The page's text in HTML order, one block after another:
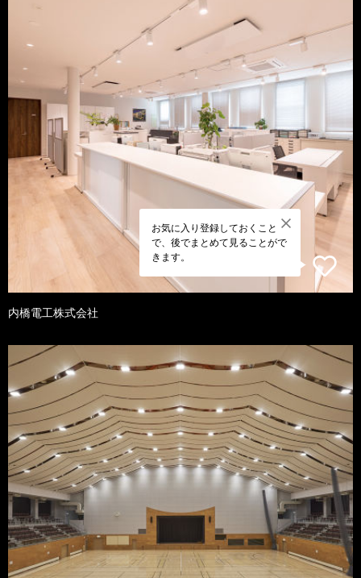
お気に入り登録しておくこと
で、後でまとめて見ることがで
きます。
内橋電工株式会社